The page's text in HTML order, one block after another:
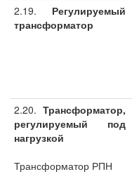
2.19. Регулируемый
трансформатор
2.20. Трансформатор,
регулируемый под
нагрузкой
Трансформатор РПН